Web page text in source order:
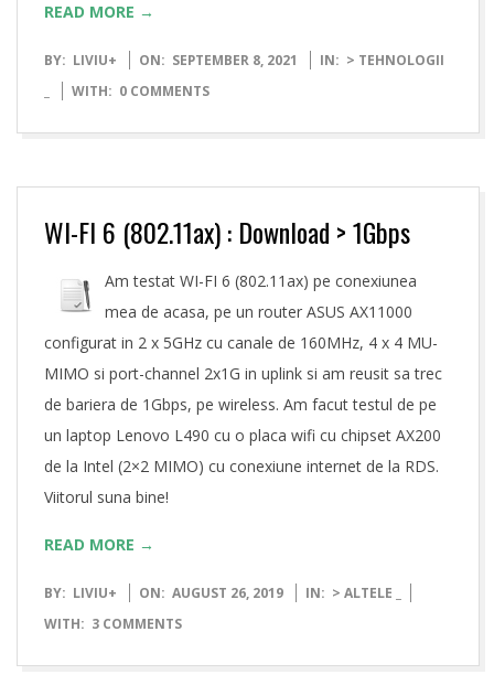
READ MORE →
2021-
09-
BY: LIVIU+ ON: SEPTEMBER 8, 2021 IN: > TEHNOLOGII
WITH: 0 COMMENTS
WI-FI 6 (802.11ax) : Download > 1Gbps
Am testat WI-FI 6 (802.11ax) pe conexiunea
mea de acasa, pe un router ASUS AX11000
configurat in 2 x 5GHz cu canale de 160MHz, 4 x 4 MU-
MIMO si port-channel 2x1G in uplink si am reusit sa trec
de bariera de 1Gbps, pe wireless. Am facut testul de pe
un laptop Lenovo L490 cu o placa wifi cu chipset AX200
de la Intel (2×2 MIMO) cu conexiune internet de la RDS.
Viitorul suna bine!
READ MORE →
2019-
08-
BY: LIVIU+ ON: AUGUST 26, 2019 IN: > ALTELE _
WITH: 3 COMMENTS